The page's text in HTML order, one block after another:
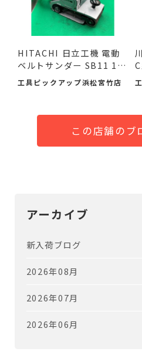
HITACHI 日立工機 電動
ベルトサンダー SB11 11
0mm ...
工具ピックアップ浜松宮竹店
この店舗のブ
アーカイブ
新入荷ブログ
2026年08月
2026年07月
2026年06月